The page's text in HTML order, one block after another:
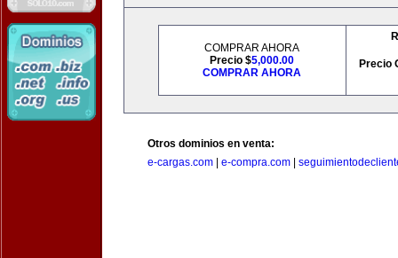
COMPRAR AHORA
Precio $5,000.00
COMPRAR AHORA
Precio
Otros dominios en venta:
e-cargas.com
e-compra.com